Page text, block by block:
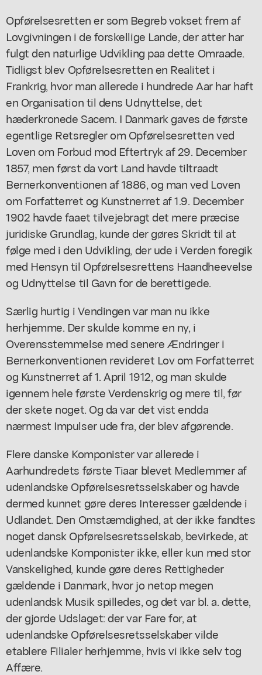
Opførelsesretten er som Begreb vokset frem af
Lovgivningen i de forskellige Lande, der atter har
fulgt den naturlige Udvikling paa dette Omraade.
Tidligst blev Opførelsesretten en Realitet i
Frankrig, hvor man allerede i hundrede Aar har haft
en Organisation til dens Udnyttelse, det
hæderkronede Sacem. I Danmark gaves de første
egentlige Retsregler om Opførelsesretten ved
Loven om Forbud mod Eftertryk af 29. December
1857, men først da vort Land havde tiltraadt
Bernerkonventionen af 1886, og man ved Loven
om Forfatterret og Kunstnerret af 1.9. December
1902 havde faaet tilvejebragt det mere præcise
juridiske Grundlag, kunde der gøres Skridt til at
følge med i den Udvikling, der ude i Verden foregik
med Hensyn til Opførelsesrettens Haandheevelse
og Udnyttelse til Gavn for de berettigede.
Særlig hurtig i Vendingen var man nu ikke
herhjemme. Der skulde komme en ny, i
Overensstemmelse med senere Ændringer i
Bernerkonventionen revideret Lov om Forfatterret
og Kunstnerret af 1. April 1912, og man skulde
igennem hele første Verdenskrig og mere til, før
der skete noget. Og da var det vist endda
nærmest Impulser ude fra, der blev afgørende.
Flere danske Komponister var allerede i
Aarhundredets første Tiaar blevet Medlemmer af
udenlandske Opførelsesretsselskaber og havde
dermed kunnet gøre deres Interesser gældende i
Udlandet. Den Omstæmdighed, at der ikke fandtes
noget dansk Opførelsesretsselskab, bevirkede, at
udenlandske Komponister ikke, eller kun med stor
Vanskelighed, kunde gøre deres Rettigheder
gældende i Danmark, hvor jo netop megen
udenlandsk Musik spilledes, og det var bl. a. dette,
der gjorde Udslaget: der var Fare for, at
udenlandske Opførelsesretsselskaber vilde
etablere Filialer herhjemme, hvis vi ikke selv tog
Affære.